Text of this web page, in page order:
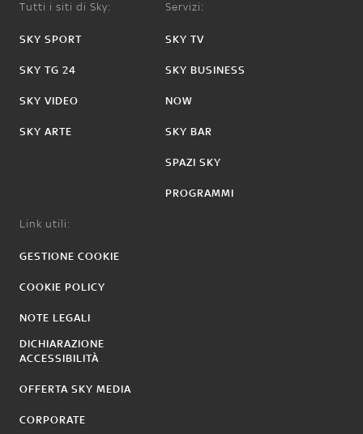
Tutti i siti di Sky:
SKY SPORT
SKY TG 24
SKY VIDEO
SKY ARTE
Servizi:
SKY TV
SKY BUSINESS
NOW
SKY BAR
SPAZI SKY
PROGRAMMI
Link utili:
GESTIONE COOKIE
COOKIE POLICY
NOTE LEGALI
DICHIARAZIONE
ACCESSIBILITÀ
OFFERTA SKY MEDIA
CORPORATE